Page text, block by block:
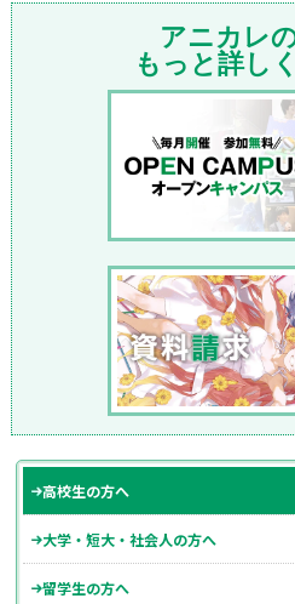
アニカレ
もっと詳し
高校生の方へ
大学・短大・社会人の方へ
留学生の方へ